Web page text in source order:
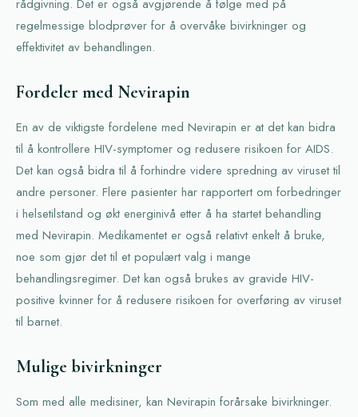
rådgivning. Det er også avgjørende å følge med på
regelmessige blodprøver for å overvåke bivirkninger og
effektivitet av behandlingen.
Fordeler med Nevirapin
En av de viktigste fordelene med Nevirapin er at det kan bidra
til å kontrollere HIV-symptomer og redusere risikoen for AIDS.
Det kan også bidra til å forhindre videre spredning av viruset til
andre personer. Flere pasienter har rapportert om forbedringer
i helsetilstand og økt energinivå etter å ha startet behandling
med Nevirapin. Medikamentet er også relativt enkelt å bruke,
noe som gjør det til et populært valg i mange
behandlingsregimer. Det kan også brukes av gravide HIV-
positive kvinner for å redusere risikoen for overføring av viruset
til barnet.
Mulige bivirkninger
Som med alle medisiner, kan Nevirapin forårsake bivirkninger.